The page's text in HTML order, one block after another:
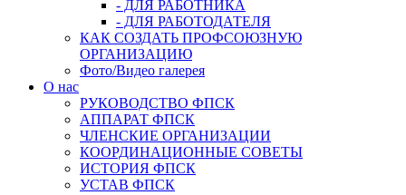
- ДЛЯ РАБОТНИКА
- ДЛЯ РАБОТОДАТЕЛЯ
КАК СОЗДАТЬ ПРОФСОЮЗНУЮ
ОРГАНИЗАЦИЮ
Фото/Видео галерея
О нас
РУКОВОДСТВО ФПСК
АППАРАТ ФПСК
ЧЛЕНСКИЕ ОРГАНИЗАЦИИ
КООРДИНАЦИОННЫЕ СОВЕТЫ
ИСТОРИЯ ФПСК
УСТАВ ФПСК